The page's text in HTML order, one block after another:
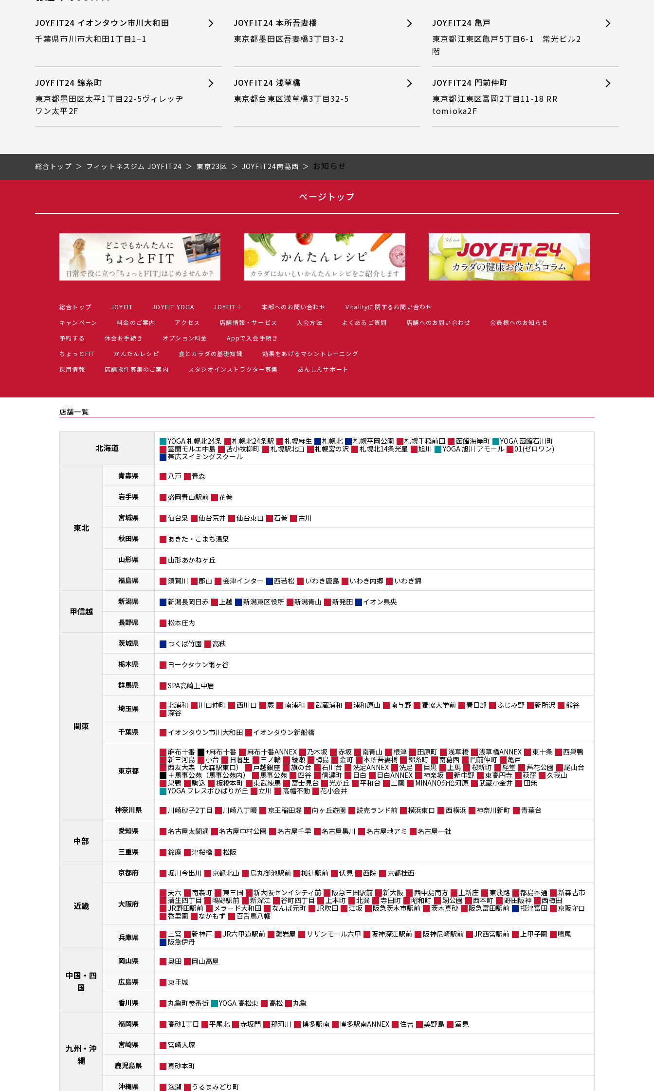
JOYFIT24 イオンタウン市川大和田
千葉県市川市大和田1丁目1−1
JOYFIT24 本所吾妻橋
東京都墨田区吾妻橋3丁目3-2
JOYFIT24 亀戸
東京都江東区亀戸5丁目6-1 常光ビル2
階
JOYFIT24 錦糸町
東京都墨田区太平1丁目22-5ヴィレッヂ
ワン太平2F
JOYFIT24 浅草橋
東京都台東区浅草橋3丁目32-5
JOYFIT24 門前仲町
東京都江東区富岡2丁目11-18 RR
tomioka2F
総合トップ フィットネスジム JOYFIT24 東京23区 JOYFIT24南葛西 お知らせ
ページトップ
総合トップ JOYFIT JOYFIT YOGA JOYFIT＋ 本部へのお問い合わせ
Vitalityに関するお問い合わせ
キャンペーン
料金のご案内 アクセス 店舗情報・サービス 入会方法 よくあるご質問 店舗へのお問い合わせ
会員様へのお知らせ
予約する
休会お手続き オプション料金
Appで入会手続き
ちょっとFIT
かんたんレシピ 食とカラダの基礎知識
効果をあげるマシントレーニング
採用情報
店舗物件募集のご案内 スタジオインストラクター募集 あんしんサポート
店舗一覧
北海道
YOGA 札幌北24条 札幌北24条駅 札幌麻生 札幌北 札幌平岡公園 札幌手稲前田 函館海岸町
YOGA 函館石川町
室蘭モルエ中島
苫小牧柳町 札幌駅北口 札幌宮の沢 札幌北14条光星 旭川 YOGA 旭川 アモール
01(ゼロワン)
帯広スイミングスクール
東北
青森県 八戸 青森
岩手県 盛岡青山駅前 花巻
宮城県 仙台泉 仙台荒井 仙台東口 石巻 古川
秋田県 あきた・こまち温泉
山形県 山形あかねヶ丘
福島県 須賀川 郡山 会津インター 西若松 いわき鹿島 いわき内郷 いわき錦
甲信越
新潟県 新潟長岡日赤 上越 新潟東区役所 新潟青山 新発田 イオン県央
長野県 松本庄内
関東
茨城県 つくば竹園 高萩
栃木県 ヨークタウン雨ヶ谷
群馬県 SPA高崎上中居
埼玉県 北浦和 川口仲町 西川口 蕨 南浦和 武蔵浦和 浦和原山 南与野 獨協大学前 春日部 ふじみ野 新所沢
熊谷
深谷
千葉県
イオンタウン市川大和田 イオンタウン新船橋
東京都
麻布十番 +麻布十番 麻布十番ANNEX 乃木坂 赤坂 南青山 根津 田原町 浅草橋 浅草橋ANNEX 東十条
西巣鴨
新三河島
小台 日暮里 三ノ輪 綾瀬 梅島 金町 本所吾妻橋 錦糸町 南葛西 門前仲町
亀戸
西友大森（大森駅東口）
戸越銀座 旗の台 石川台 洗足ANNEX 洗足 目黒 上馬 桜新町 経堂 芦花公園
尾山台
＋馬事公苑（馬事公苑内）
馬事公苑 四谷 信濃町 目白 目白ANNEX 神楽坂 新中野 東高円寺 荻窪
久我山
巣鴨
駒込 板橋本町 東武練馬 富士見台 光が丘 平和台 三鷹 MINANO分倍河原 武蔵小金井
田無
YOGA フレスポひばりが丘
立川 高幡不動
花小金井
神奈川県
川崎砂子2丁目 川崎八丁畷 京王稲田堤 向ヶ丘遊園 読売ランド前 横浜東口 西横浜 神奈川新町 青葉台
中部
愛知県 名古屋太閤通 名古屋中村公園 名古屋千早 名古屋黒川 名古屋地アミ 名古屋一社
三重県 鈴鹿 津桜橋 松阪
近畿
京都府 堀川今出川 京都北山 烏丸御池駅前 椥辻駅前 伏見 西院 京都桂西
大阪府
天六 南森町 東三国 新大阪センイシティ前 阪急三国駅前 新大阪 西中島南方 上新庄 東淡路 都島本通
新森古市
蒲生四丁目
鴫野駅前 新深江 谷町四丁目 上本町 北巽 寺田町 昭和町 靭公園 西本町 野田阪神
西梅田
JR野田駅前
メラード大和田 なんば元町 JR吹田 江坂 阪急茨木市駅前 茨木真砂 阪急富田駅前 摂津富田
京阪守口
香里園
なかもず 百舌鳥八幡
兵庫県 三宮 新神戸 JR六甲道駅前 灘岩屋 サザンモール六甲 阪神深江駅前 阪神尼崎駅前 JR西宮駅前 上甲子園
鳴尾
阪急伊丹
中国・四
国
岡山県 奥田 岡山高屋
広島県 東手城
香川県 丸亀町参番街 YOGA 高松東 高松 丸亀
九州・沖
縄
福岡県 高砂1丁目 平尾北 赤坂門 那珂川 博多駅南 博多駅南ANNEX 住吉 美野島 室見
宮崎県 宮崎大塚
鹿児島県 真砂本町
沖縄県 泡瀬 うるまみどり町